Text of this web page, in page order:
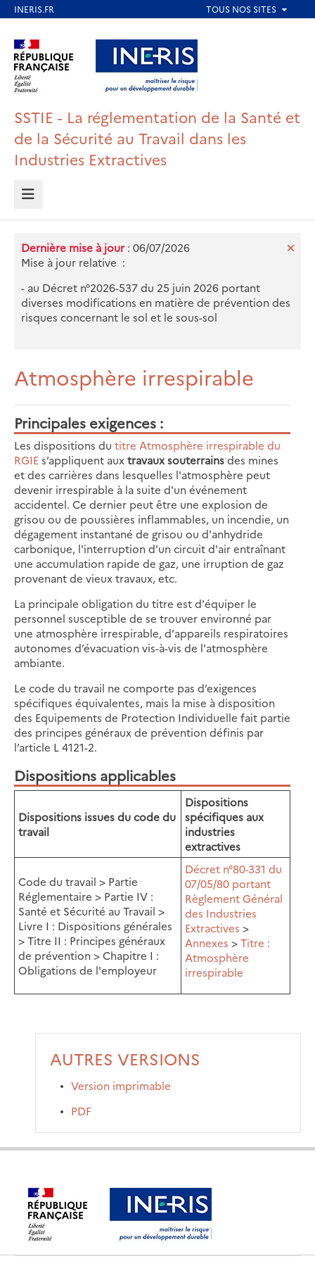
contenu
principal
Aller au contenu Aller au menu
Aller au pied de page
SSTIE - La réglementation de la Santé et
de la Sécurité au Travail dans les
Industries Extractives
MENU
Dernière mise à jour : 06/07/2026
Mise à jour relative :
- au Décret n°2026-537 du 25 juin 2026 portant
diverses modifications en matière de prévention des
risques concernant le sol et le sous-sol
Atmosphère irrespirable
Principales exigences
Les dispositions du titre Atmosphère irrespirable du
RGIEs’appliquent auxtravaux souterrainsdes mines
et des carrières dans lesquelles l'atmosphère peut
devenir irrespirable à la suite d'un événement
accidentel. Ce dernier peut être une explosion de
grisou ou de poussières inflammables, un incendie, un
dégagement instantané de grisou ou d'anhydride
carbonique, l'interruption d'un circuit d'air entraînant
une accumulation rapide de gaz, une irruption de gaz
provenant de vieux travaux, etc.
La principale obligation du titre est d'équiper le
personnel susceptible de se trouver environné par
une atmosphère irrespirable, d'appareils respiratoires
autonomes d’évacuation vis-à-vis de l'atmosphère
ambiante.
Le code du travail ne comporte pas d’exigences
spécifiques équivalentes, mais la mise à disposition
des Equipements de Protection Individuelle fait partie
des principes généraux de prévention définis par
l’article L 4121-2.
Dispositions applicables
Dispositions issues du code du
travail
Dispositions
spécifiques aux
industries
extractives
Code du travail > Partie
Réglementaire > Partie IV :
Santé et Sécurité au Travail >
Livre I : Dispositions générales
> Titre II : Principes généraux
de prévention > Chapitre I :
Obligations de l'employeur
Décret n°80-331 du
07/05/80 portant
Règlement Général
des Industries
Extractives >
Annexes >Titre :
Atmosphère
irrespirable
AUTRES VERSIONS
Version imprimable
PDF